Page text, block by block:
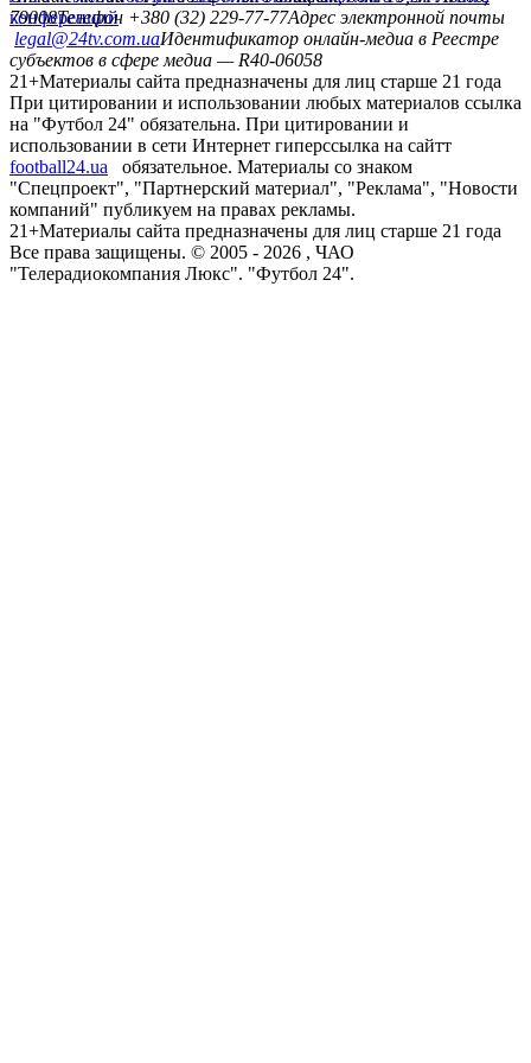
конференций
79008Телефон +380 (32) 229-77-77Адрес электронной почты
legal@24tv.com.uaИдентификатор онлайн-медиа в Реестре
субъектов в сфере медиа — R40-06058
21+Материалы сайта предназначены для лиц старше 21 года
При цитировании и использовании любых материалов ссылка
на "Футбол 24" обязательна. При цитировании и
использовании в сети Интернет гиперссылка на сайтт
football24.ua
обязательное. Материалы со знаком
"Спецпроект", "Партнерский материал", "Реклама", "Новости
компаний" публикуем на правах рекламы.
21+Материалы сайта предназначены для лиц старше 21 года
Все права защищены. © 2005 - 2026 , ЧАО
"Телерадиокомпания Люкс". "Футбол 24".